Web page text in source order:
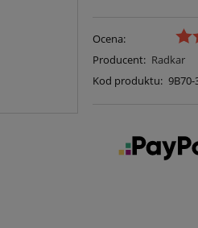
Ocena:
Producent: Radkar
Kod produktu: 9B70-